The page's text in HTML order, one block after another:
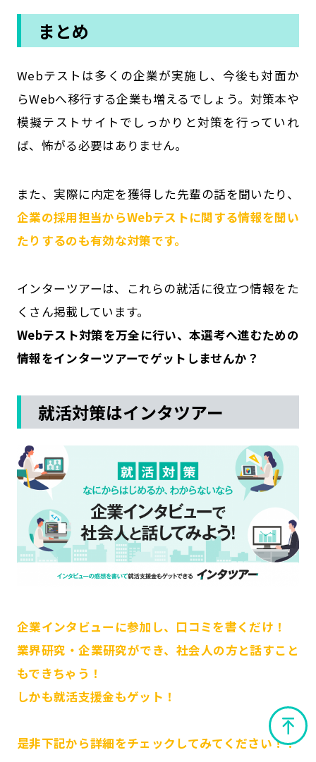
まとめ
Webテストは多くの企業が実施し、今後も対面か
らWebへ移行する企業も増えるでしょう。対策本や
模擬テストサイトでしっかりと対策を行っていれ
ば、怖がる必要はありません。
また、実際に内定を獲得した先輩の話を聞いたり、
企業の採用担当からWebテストに関する情報を聞い
たりするのも有効な対策です。
インターツアーは、これらの就活に役立つ情報をた
くさん掲載しています。
Webテスト対策を万全に行い、本選考へ進むための
情報をインターツアーでゲットしませんか？
就活対策はインタツアー
企業インタビューに参加し、口コミを書くだけ！
業界研究・企業研究ができ、社会人の方と話すこと
もできちゃう！
しかも就活支援金もゲット！
是非下記から詳細をチェックしてみてください！！